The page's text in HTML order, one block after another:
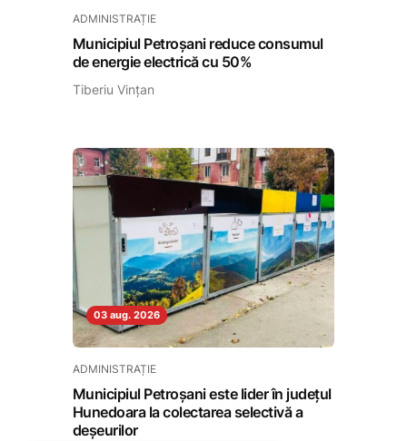
ADMINISTRAȚIE
Municipiul Petroșani reduce consumul
de energie electrică cu 50%
Tiberiu Vințan
03 aug. 2026
ADMINISTRAȚIE
Municipiul Petroșani este lider în județul
Hunedoara la colectarea selectivă a
deșeurilor